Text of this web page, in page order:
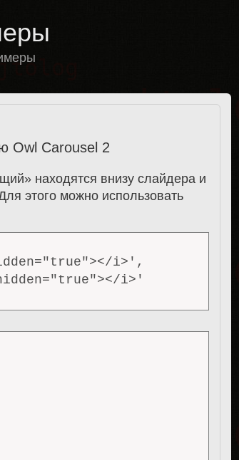
Owl Carousel 2
находятся внизу слайдера и
этого можно использовать
i>',
i>'